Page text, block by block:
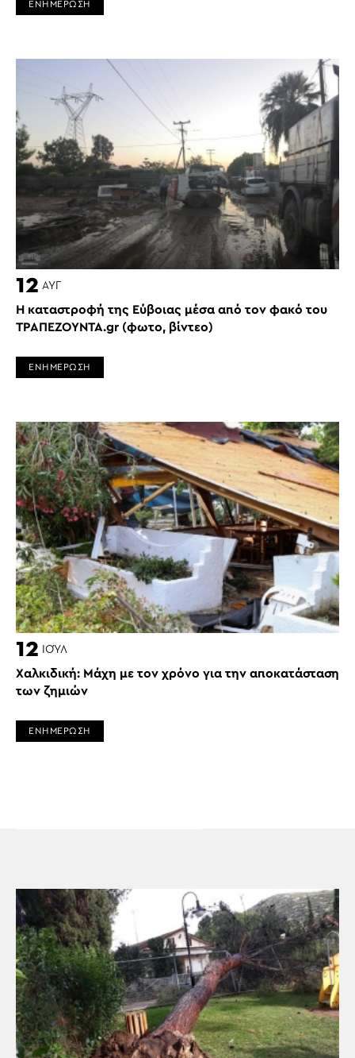
ΕΝΗΜΕΡΩΣΗ
12 ΑΥΓ
Η καταστροφή της Εύβοιας μέσα από τον φακό του
ΤΡΑΠΕΖΟΥΝΤΑ.gr (φωτο, βίντεο)
ΕΝΗΜΕΡΩΣΗ
12 ΙΟΎΛ
Χαλκιδική: Μάχη με τον χρόνο για την αποκατάσταση
των ζημιών
ΕΝΗΜΕΡΩΣΗ